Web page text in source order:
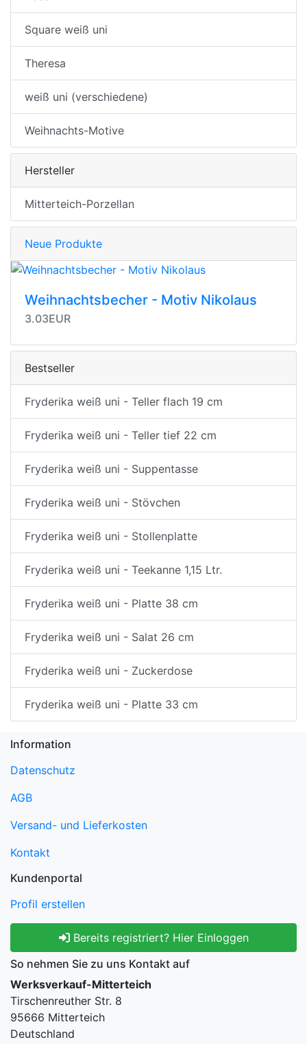
Square weiß uni
Theresa
weiß uni (verschiedene)
Weihnachts-Motive
Hersteller
Mitterteich-Porzellan
Neue Produkte
Weihnachtsbecher - Motiv Nikolaus
3.03EUR
Bestseller
Fryderika weiß uni - Teller flach 19 cm
Fryderika weiß uni - Teller tief 22 cm
Fryderika weiß uni - Suppentasse
Fryderika weiß uni - Stövchen
Fryderika weiß uni - Stollenplatte
Fryderika weiß uni - Teekanne 1,15 Ltr.
Fryderika weiß uni - Platte 38 cm
Fryderika weiß uni - Salat 26 cm
Fryderika weiß uni - Zuckerdose
Fryderika weiß uni - Platte 33 cm
Information
Datenschutz
AGB
Versand- und Lieferkosten
Kontakt
Kundenportal
Profil erstellen
Bereits registriert? Hier Einloggen
So nehmen Sie zu uns Kontakt auf
Werksverkauf-Mitterteich
Tirschenreuther Str. 8
95666 Mitterteich
Deutschland